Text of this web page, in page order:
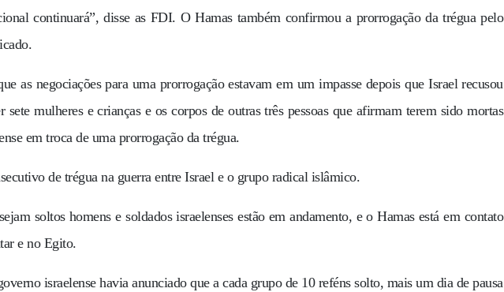
continuará”, disse as FDI. O Hamas também confirmou a prorrogação da trégua pelo
as negociações para uma prorrogação estavam em um impasse depois que Israel recusou
sete mulheres e crianças e os corpos de outras três pessoas que afirmam terem sido mortas
em troca de uma prorrogação da trégua.
de trégua na guerra entre Israel e o grupo radical islâmico.
soltos homens e soldados israelenses estão em andamento, e o Hamas está em contato
e no Egito.
israelense havia anunciado que a cada grupo de 10 reféns solto, mais um dia de pausa